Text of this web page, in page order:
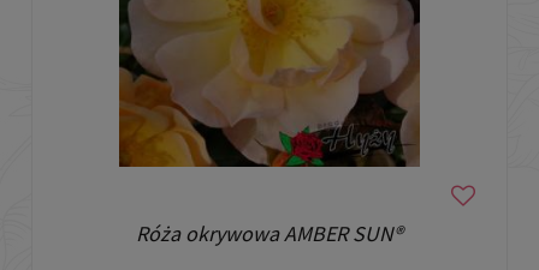
Róża okrywowa AMBER SUN®